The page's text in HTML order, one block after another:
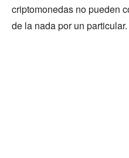
criptomonedas no pueden
de la nada por un particular.